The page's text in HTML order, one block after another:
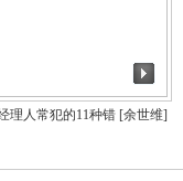
理人常犯的11种错[余世维]